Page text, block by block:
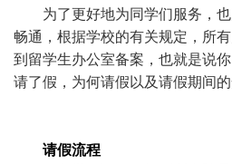
为了更好地为同学们服务，
畅通，根据学校的有关规定，所
到留学生办公室备案，也就是说
请了假，为何请假以及请假期间的
请假流程